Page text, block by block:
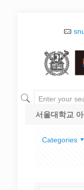
서울대학교
Categories